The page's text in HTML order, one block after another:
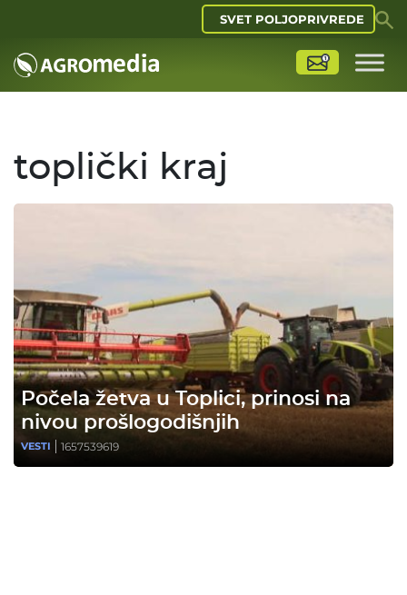
SVET POLJOPRIVREDE
toplički kraj
Počela žetva u Toplici, prinosi na
nivou prošlogodišnjih
VESTI 1657539619